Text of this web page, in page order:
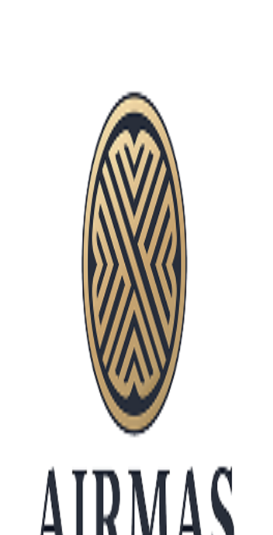
Pengertian Data Center,
Fungsi, Cara Kerja hingga
Jenisnya
Di era digital seperti sekarang, data menjadi salah
satu aset terpenting bagi perusahaan. Mulai dari
data pelanggan, transaksi bisnis, aplikasi internal,
hingga sistem operasional semuanya membutuhkan
tempat penyimpanan dan pengelolaan yang aman.
dalam infrastruktur teknologi modern.
Banyak perusahaan menggunakan data center
untuk memastikan sistem tetap berjalan stabil,